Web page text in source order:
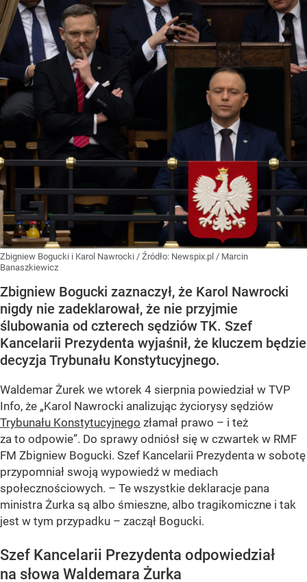
Zbigniew Bogucki i Karol Nawrocki / Źródło: Newspix.pl / Marcin
Banaszkiewicz
Zbigniew Bogucki zaznaczył, że Karol Nawrocki
nigdy nie zadeklarował, że nie przyjmie
ślubowania od czterech sędziów TK. Szef
Kancelarii Prezydenta wyjaśnił, że kluczem będzie
decyzja Trybunału Konstytucyjnego.
Waldemar Żurek we wtorek 4 sierpnia powiedział w TVP
Info, że „Karol Nawrocki analizując życiorysy sędziów
Trybunału Konstytucyjnego złamał prawo – i też
za to odpowie”. Do sprawy odniósł się w czwartek w RMF
FM Zbigniew Bogucki. Szef Kancelarii Prezydenta w sobotę
przypomniał swoją wypowiedź w mediach
społecznościowych. – Te wszystkie deklaracje pana
ministra Żurka są albo śmieszne, albo tragikomiczne i tak
jest w tym przypadku – zaczął Bogucki.
Szef Kancelarii Prezydenta odpowiedział
na słowa Waldemara Żurka